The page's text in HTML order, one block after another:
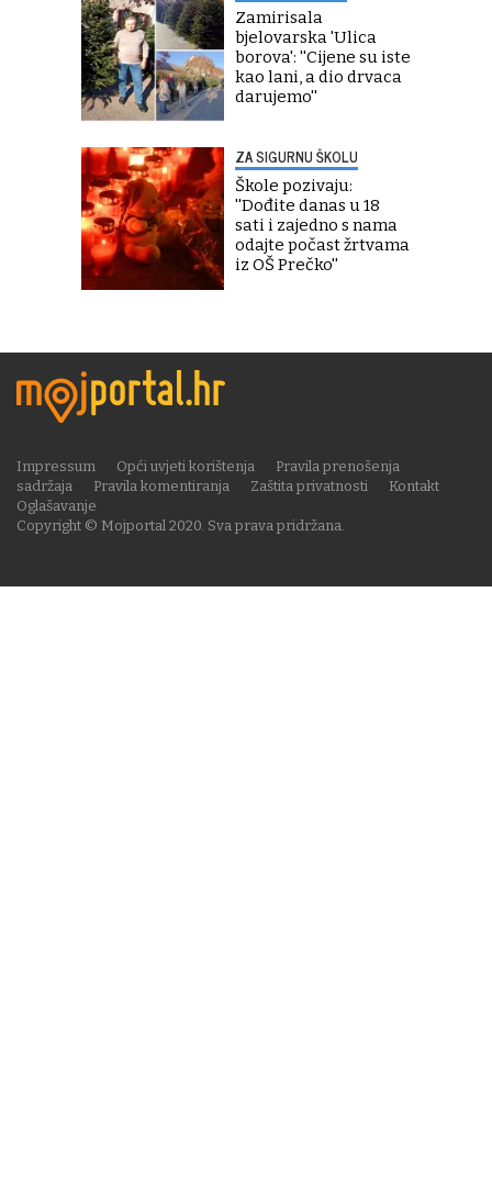
Zamirisala
bjelovarska 'Ulica
borova': ''Cijene su iste
kao lani, a dio drvaca
darujemo''
ZA SIGURNU ŠKOLU
Škole pozivaju:
''Dođite danas u 18
sati i zajedno s nama
odajte počast žrtvama
iz OŠ Prečko''
Copyright © Mojportal 2020. Sva prava pridržana.
Impressum Opći uvjeti korištenja
Pravila prenošenja
sadržaja
Pravila komentiranja Zaštita privatnosti
Kontakt
Oglašavanje